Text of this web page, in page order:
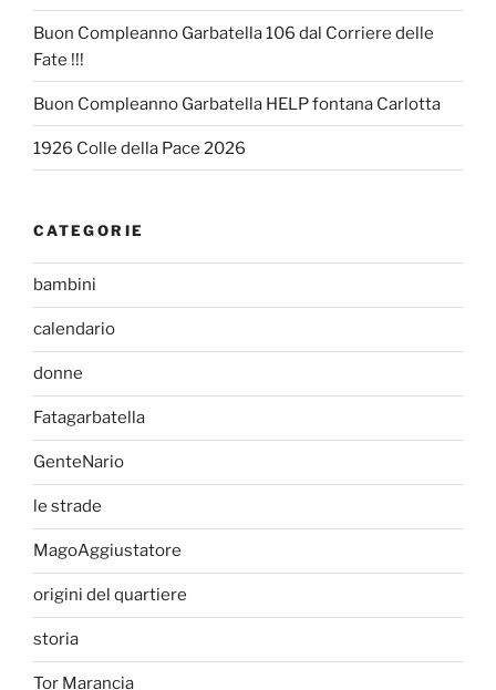
Buon Compleanno Garbatella 106 dal Corriere delle
Fate !!!
Buon Compleanno Garbatella HELP fontana Carlotta
1926 Colle della Pace 2026
CATEGORIE
bambini
calendario
donne
Fatagarbatella
GenteNario
le strade
MagoAggiustatore
origini del quartiere
storia
Tor Marancia